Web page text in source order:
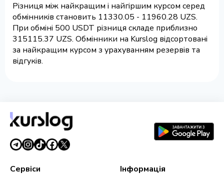
Різниця між найкращим і найгіршим курсом серед
обмінників становить 11330.05 - 11960.28 UZS.
При обміні 500 USDT різниця складе приблизно
315115.37 UZS. Обмінники на Kurslog відсортовані
за найкращим курсом з урахуванням резервів та
відгуків.
Сервіси Інформація